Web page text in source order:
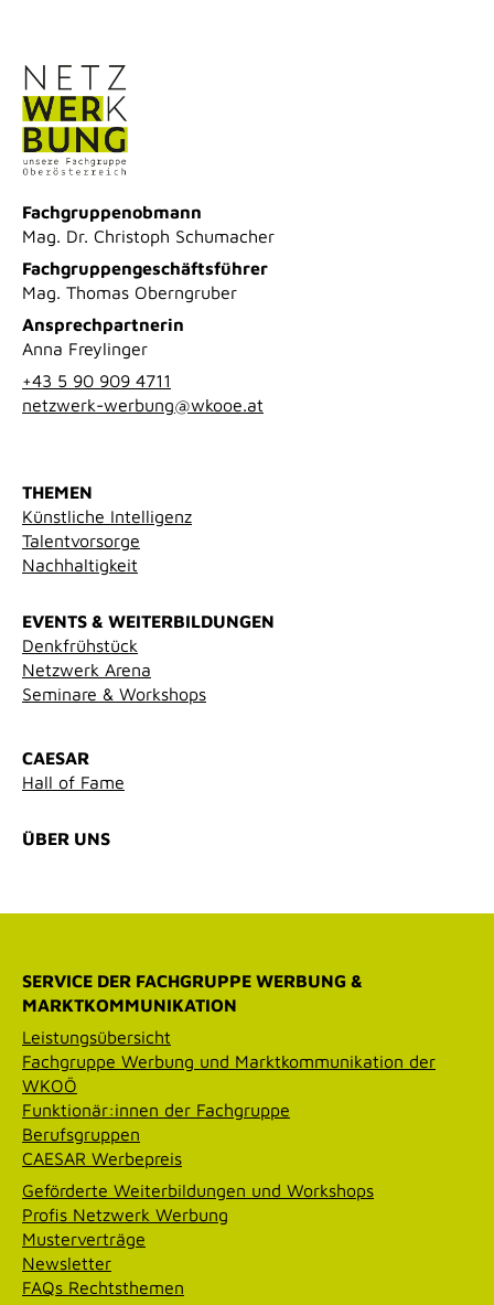
Fachgruppenobmann
Mag. Dr. Christoph Schumacher
Fachgruppengeschäftsführer
Mag. Thomas Oberngruber
Ansprechpartnerin
Anna Freylinger
+43 5 90 909 4711
netzwerk-werbung@wkooe.at
THEMEN
Künstliche Intelligenz
Talentvorsorge
Nachhaltigkeit
EVENTS & WEITERBILDUNGEN
Denkfrühstück
Netzwerk Arena
Seminare & Workshops
CAESAR
Hall of Fame
ÜBER UNS
SERVICE DER FACHGRUPPE WERBUNG &
MARKTKOMMUNIKATION
Leistungsübersicht
Fachgruppe Werbung und Marktkommunikation der
WKOÖ
Funktionär:innen der Fachgruppe
Berufsgruppen
CAESAR Werbepreis
Geförderte Weiterbildungen und Workshops
Profis Netzwerk Werbung
Musterverträge
Newsletter
FAQs Rechtsthemen